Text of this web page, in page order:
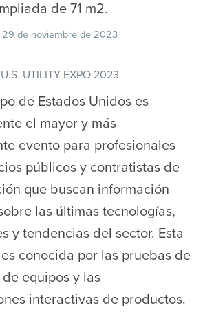
de 71 m2.
U.S. UTILITY EXPO 2023
29 de noviembre de 2023
de Estados Unidos es
el mayor y más
evento para profesionales
públicos y contratistas de
que buscan información
las últimas tecnologías,
y tendencias del sector. Esta
conocida por las pruebas de
equipos y las
interactivas de productos.